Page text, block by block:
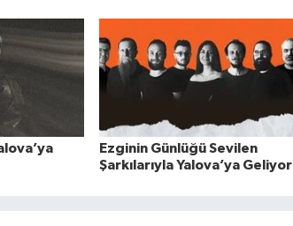
Ezginin Günlüğü Sevilen
Şarkılarıyla Yalova’ya Geliyor